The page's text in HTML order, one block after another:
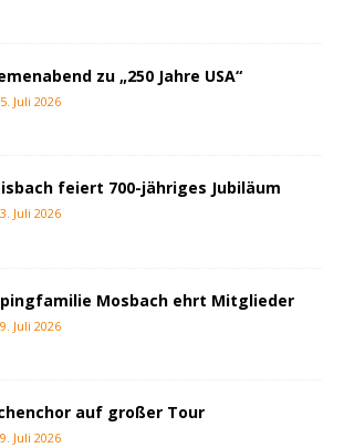
zu „250 Jahre USA“
Juli 2026
feiert 700-jähriges Jubiläum
Juli 2026
Mosbach ehrt Mitglieder
Juli 2026
auf großer Tour
Juli 2026